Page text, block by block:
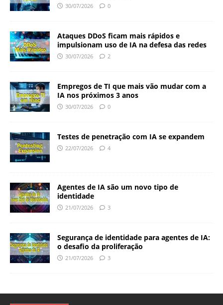
30/07/2026 0
Ataques DDoS ficam mais rápidos e
impulsionam uso de IA na defesa das redes
30/07/2026 2
Empregos de TI que mais vão mudar com a
IA nos próximos 3 anos
30/07/2026 0
Testes de penetração com IA se expandem
22/07/2026 4
Agentes de IA são um novo tipo de
identidade
21/07/2026 3
Segurança de identidade para agentes de IA:
o desafio da proliferação
21/07/2026 3